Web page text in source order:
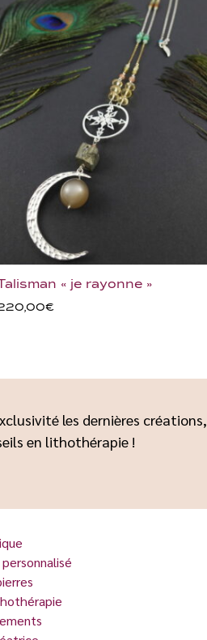
« je rayonne »
€
les dernières créations,
en lithothérapie !